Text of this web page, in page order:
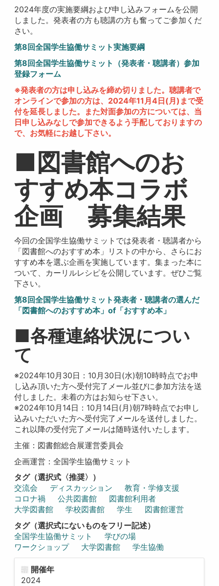
2024年度の実施要綱および申し込みフォームを公開
しました。発表者の方も聴講の方も奮ってご参加くだ
さい。
第8回全国学生協働サミット実施要綱
第8回全国学生協働サミット（発表者・聴講者）参加
登録フォーム
※発表者の方は申し込みを締め切りました。聴講者で
オンラインで参加の方は、2024年11月4日(月)まで受
付を延長しました。また対面参加の方については、当
日申し込みなしで参加できるよう手配しておりますの
で、お気軽にお越し下さい。
■図書館へのお
すすめ本コラボ
企画 募集結果
今回の全国学生協働サミットでは発表者・聴講者から
「図書館へのおすすめ本」リストの中から、さらにお
すすめ本を選ぶ企画を実施しています。集まった本に
ついて、カーリルレシピを公開しています。ぜひご覧
下さい。
第8回全国学生協働サミット発表者・聴講者の選んだ
「図書館へのおすすめ本」of「おすすめ本」
■各種連絡状況につい
て
※2024年10月30日：10月30日(水)朝10時時点でお申
し込み頂いた方へ受付完了メール並びに参加方法を送
付しました。未着の方はお知らせ下さい。
※2024年10月14日：10月14日(月)朝7時時点でお申し
込みいただいた方へ受付完了メールを送付しました。
これ以降の受付完了メールは随時送付いたします。
主催：図書館総合展運営委員会
企画運営：全国学生協働サミット
タグ（選択式〈推奨〉）
交流会
ディスカッション
教育・学修支援
コロナ禍
公共図書館
図書館利用者
大学図書館
学校図書館 学生
図書館運営
タグ（選択式にないものをフリー記述）
全国学生協働サミット
学びの場
ワークショップ
大学図書館 学生協働
開催年
2024